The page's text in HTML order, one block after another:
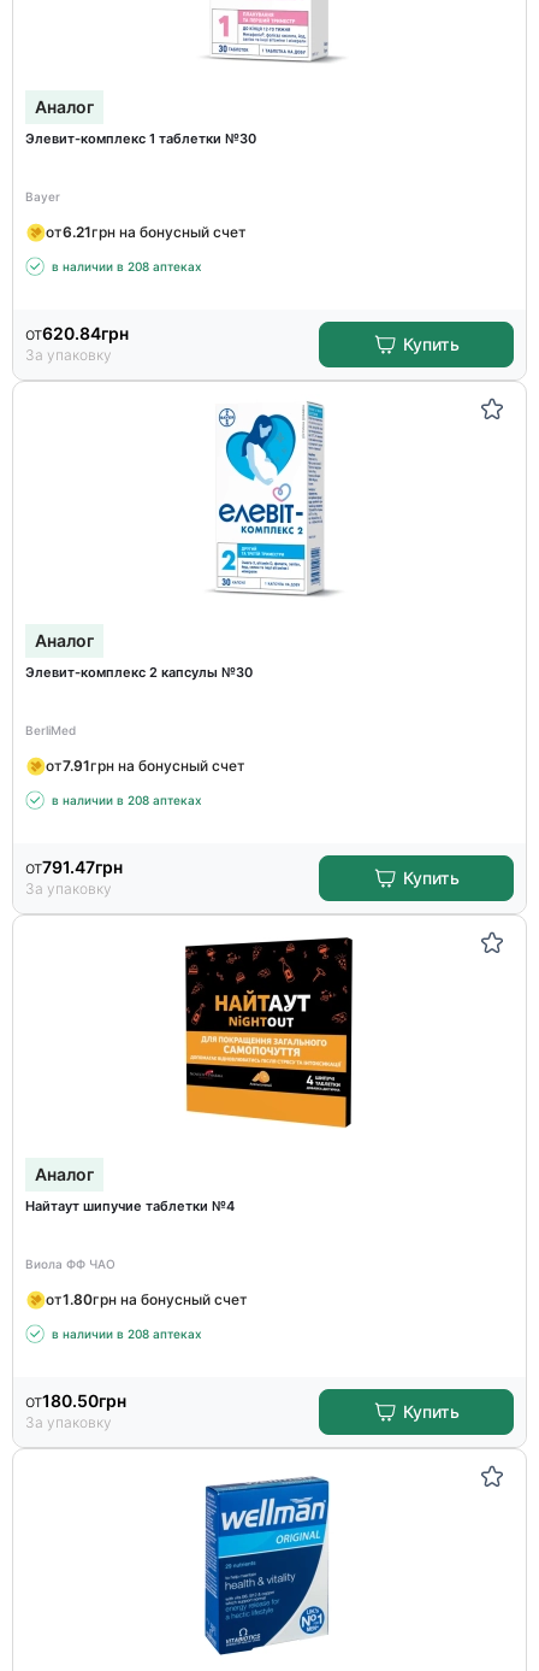
Аналог
Элевит-комплекс 1 таблетки №30
Bayer
от6.21грн на бонусный счет
в наличии в 208 аптеках
от620.84грн
За упаковку
Купить
Аналог
Элевит-комплекс 2 капсулы №30
BerliMed
от7.91грн на бонусный счет
в наличии в 208 аптеках
от791.47грн
За упаковку
Купить
Аналог
Найтаут шипучие таблетки №4
Виола ФФ ЧАО
от1.80грн на бонусный счет
в наличии в 208 аптеках
от180.50грн
За упаковку
Купить